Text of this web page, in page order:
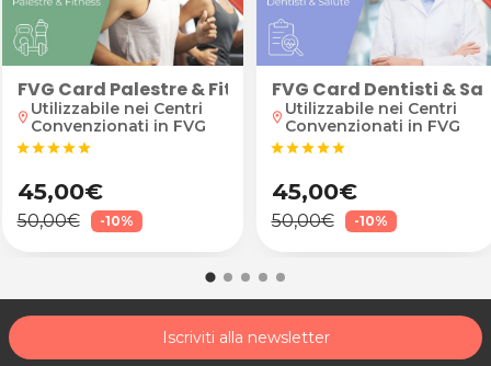
FVG Card Palestre & Fitness
location_on Utilizzabile nei Centri
Convenzionati in FVG
starstarstarstarstar
45,00€
50,00€ -10%
FVG Card Dentisti &
location_on Utilizzabile nei Centri
Convenzionati in FVG
starstarstarstarstar
45,00€
50,00€ -10%
Iscriviti alla newsletter